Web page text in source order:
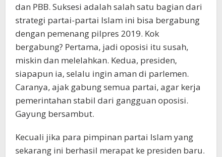
dan PBB. Suksesi adalah salah satu bagian dari
strategi partai-partai Islam ini bisa bergabung
dengan pemenang pilpres 2019. Kok
bergabung? Pertama, jadi oposisi itu susah,
miskin dan melelahkan. Kedua, presiden,
siapapun ia, selalu ingin aman di parlemen.
Caranya, ajak gabung semua partai, agar kerja
pemerintahan stabil dari gangguan oposisi.
Gayung bersambut.
Kecuali jika para pimpinan partai Islam yang
sekarang ini berhasil merapat ke presiden baru.